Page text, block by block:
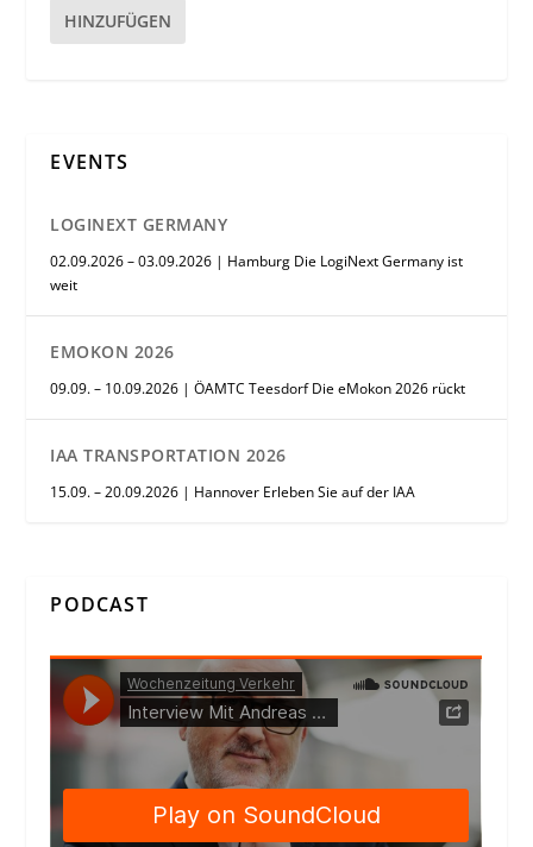
HINZUFÜGEN
EVENTS
LOGINEXT GERMANY
02.09.2026 – 03.09.2026 | Hamburg Die LogiNext Germany ist
weit
EMOKON 2026
09.09. – 10.09.2026 | ÖAMTC Teesdorf Die eMokon 2026 rückt
IAA TRANSPORTATION 2026
15.09. – 20.09.2026 | Hannover Erleben Sie auf der IAA
PODCAST